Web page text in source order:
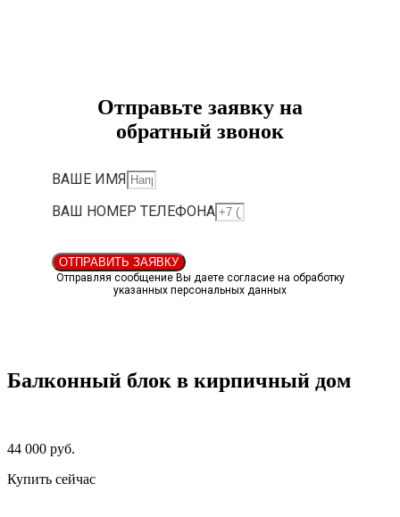
Отправьте заявку на
обратный звонок
ВАШЕ ИМЯ
ВАШ НОМЕР ТЕЛЕФОНА
ОТПРАВИТЬ ЗАЯВКУ
Отправляя сообщение Вы даете согласие на обработку
указанных персональных данных
Балконный блок в кирпичный дом
44 000 руб.
Купить сейчас